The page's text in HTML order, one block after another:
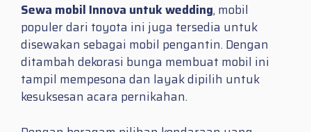
Sewa mobil Innova untuk wedding, mobil
populer dari toyota ini juga tersedia untuk
disewakan sebagai mobil pengantin. Dengan
ditambah dekorasi bunga membuat mobil ini
tampil mempesona dan layak dipilih untuk
kesuksesan acara pernikahan.